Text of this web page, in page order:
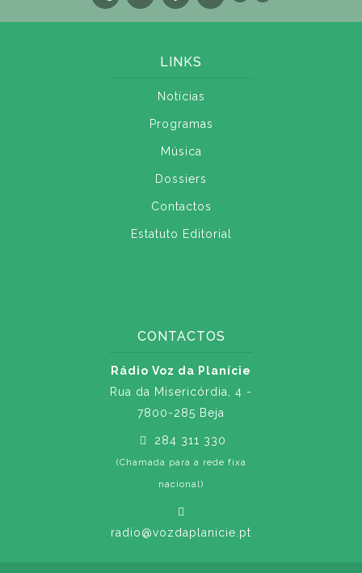
LINKS
Notícias
Programas
Música
Dossiers
Contactos
Estatuto Editorial
CONTACTOS
Rádio Voz da Planície
Rua da Misericórdia, 4 -
7800-285 Beja
284 311 330
(Chamada para a rede fixa
nacional)
radio@vozdaplanicie.pt